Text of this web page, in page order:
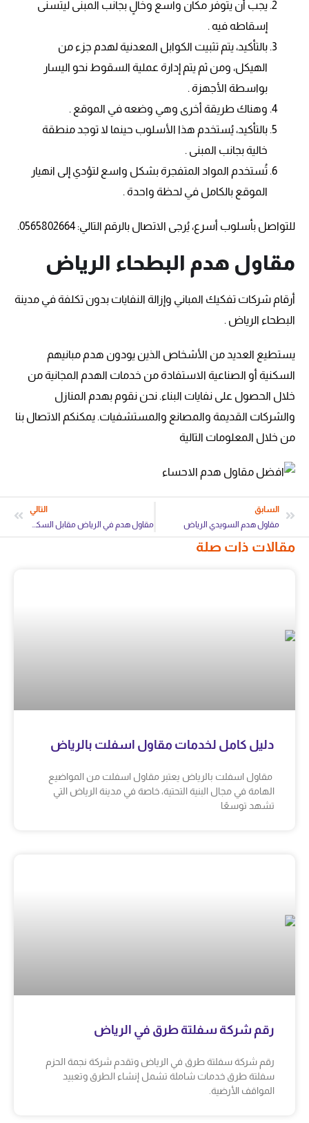
يجب أن يتوفر مكان واسع وخالٍ بجانب المبنى ليتسنى
إسقاطه فيه .
بالتأكيد، يتم تثبيت الكوابل المعدنية لهدم جزء من
الهيكل، ومن ثم يتم إدارة عملية السقوط نحو اليسار
بواسطة الأجهزة .
وهناك طريقة أخرى وهي وضعه في الموقع .
بالتأكيد، يُستخدم هذا الأسلوب حينما لا توجد منطقة
خالية بجانب المبنى .
تُستخدم المواد المتفجرة بشكل واسع لتؤدي إلى انهيار
الموقع بالكامل في لحظة واحدة .
للتواصل بأسلوب أسرع، يُرجى الاتصال بالرقم التالي: 0565802664.
مقاول هدم البطحاء الرياض
أرقام شركات تفكيك المباني وإزالة النفايات بدون تكلفة في مدينة
البطحاء الرياض .
يستطيع العديد من الأشخاص الذين يودون هدم مبانيهم
السكنية أو الصناعية الاستفادة من خدمات الهدم المجانية من
خلال الحصول على نفايات البناء. نحن نقوم بهدم المنازل
والشركات القديمة والمصانع والمستشفيات. يمكنكم الاتصال بنا
من خلال المعلومات التالية
السابق
مقاول هدم السويدي الرياض
التالي
مقاول هدم في الرياض مقابل السكراب
مقالات ذات صلة
دليل كامل لخدمات مقاول اسفلت بالرياض
مقاول اسفلت بالرياض يعتبر مقاول اسفلت من المواضيع
الهامة في مجال البنية التحتية، خاصة في مدينة الرياض التي
تشهد توسعًا
رقم شركة سفلتة طرق في الرياض
رقم شركة سفلتة طرق في الرياض وتقدم شركة نجمة الحزم
سفلتة طرق خدمات شاملة تشمل إنشاء الطرق وتعبيد
المواقف الأرضية.